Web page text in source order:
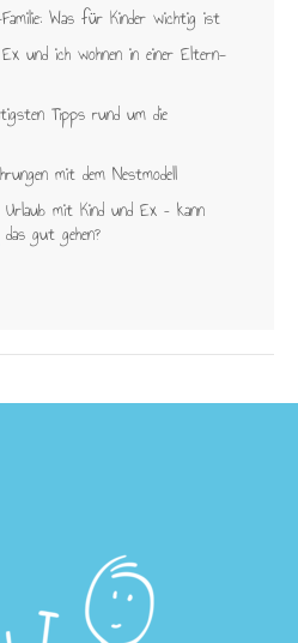
Was für Kinder wichtig ist
Ex und ich wohnen in einer Eltern-
Tipps rund um die
mit dem Nestmodell
Urlaub mit Kind und Ex – kann
das gut gehen?